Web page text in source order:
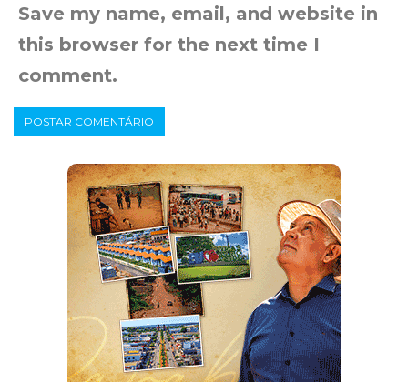
Save my name, email, and website in
this browser for the next time I
comment.